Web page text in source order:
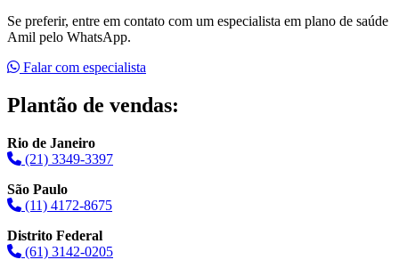
Se preferir, entre em contato com um especialista em plano de saúde
Amil pelo WhatsApp.
Falar com especialista
Plantão de vendas:
Rio de Janeiro
(21) 3349-3397
São Paulo
(11) 4172-8675
Distrito Federal
(61) 3142-0205